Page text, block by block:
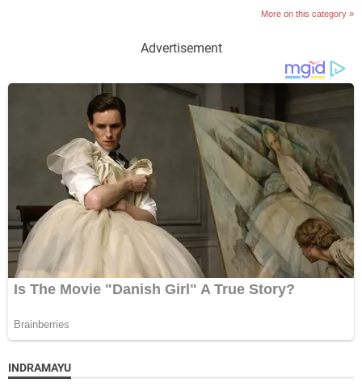
More on this category »
Advertisement
INDRAMAYU